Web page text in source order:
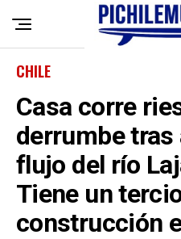
CHILE
Casa corre
derrumbe
flujo del río
Tiene un
construcción